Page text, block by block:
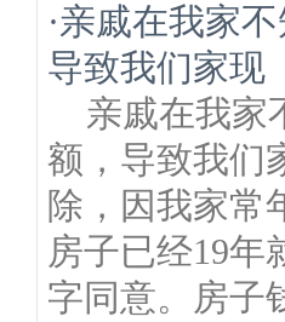
·亲戚在我家
导致我们家现
亲戚在我家
额，导致我们
除，因我家常
房子已经19年
字同意。房子